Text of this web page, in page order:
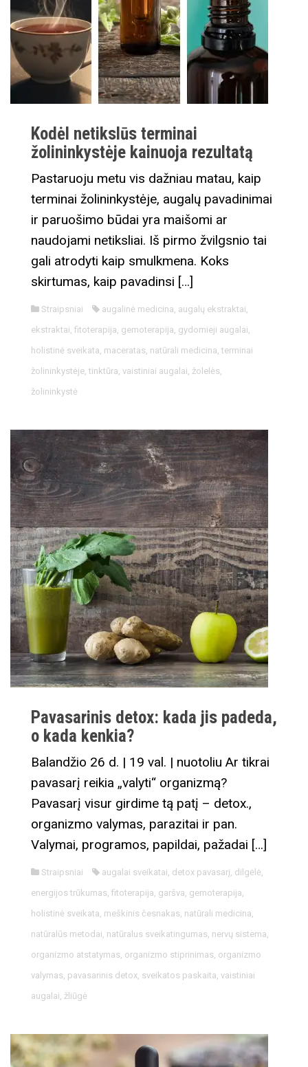
Kodėl netikslūs terminai
žolininkystėje kainuoja rezultatą
Pastaruoju metu vis dažniau matau, kaip
terminai žolininkystėje, augalų pavadinimai
ir paruošimo būdai yra maišomi ar
naudojami netiksliai. Iš pirmo žvilgsnio tai
gali atrodyti kaip smulkmena. Koks
skirtumas, kaip pavadinsi […]
Straipsniai augalinė medicina, augalų ekstraktai,
ekstraktai, fitoterapija, gemoterapija, gydomieji augalai,
holistinė sveikata, maceratas, natūrali medicina, terminai
žolininkystėje, tinktūra, vaistiniai augalai, žolelės,
žolininkystė
Pavasarinis detox: kada jis padeda,
o kada kenkia?
Balandžio 26 d. | 19 val. | nuotoliu Ar tikrai
pavasarį reikia „valyti“ organizmą?
Pavasarį visur girdime tą patį – detox.,
organizmo valymas, parazitai ir pan.
Valymai, programos, papildai, pažadai […]
Straipsniai augalai sveikatai, detox pavasarį, dilgėlė,
energijos trūkumas, fitoterapija, garšva, gemoterapija,
holistinė sveikata, meškinis česnakas, natūrali medicina,
natūralūs metodai, natūralus sveikatingumas, nervų sistema,
organizmo atstatymas, organizmo stiprinimas, organizmo
valymas, pavasarinis detox, sveikatos paskaita, vaistiniai
augalai, žliūgė